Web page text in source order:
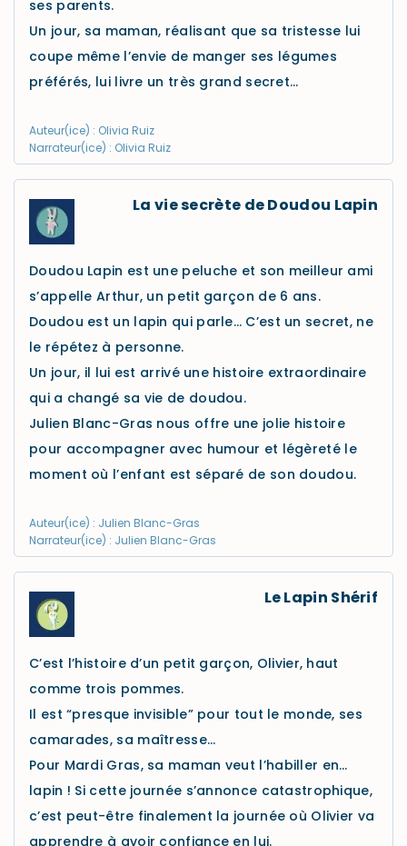
ses parents.
Un jour, sa maman, réalisant que sa tristesse lui
coupe même l’envie de manger ses légumes
préférés, lui livre un très grand secret…
Auteur(ice) : Olivia Ruiz
Narrateur(ice) : Olivia Ruiz
La vie secrète de Doudou Lapin
Doudou Lapin est une peluche et son meilleur ami
s’appelle Arthur, un petit garçon de 6 ans.
Doudou est un lapin qui parle… C’est un secret, ne
le répétez à personne.
Un jour, il lui est arrivé une histoire extraordinaire
qui a changé sa vie de doudou.
Julien Blanc-Gras nous offre une jolie histoire
pour accompagner avec humour et légèreté le
moment où l’enfant est séparé de son doudou.
Auteur(ice) : Julien Blanc-Gras
Narrateur(ice) : Julien Blanc-Gras
Le Lapin Shérif
C’est l’histoire d’un petit garçon, Olivier, haut
comme trois pommes.
Il est “presque invisible” pour tout le monde, ses
camarades, sa maîtresse…
Pour Mardi Gras, sa maman veut l’habiller en…
lapin ! Si cette journée s’annonce catastrophique,
c’est peut-être finalement la journée où Olivier va
apprendre à avoir confiance en lui.